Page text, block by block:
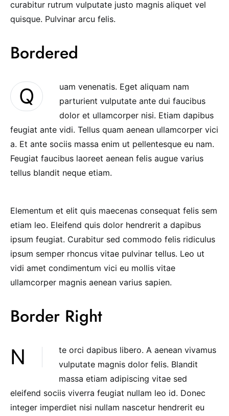
curabitur rutrum vulputate justo magnis aliquet vel
quisque. Pulvinar arcu felis.
Bordered
Q
uam venenatis. Eget aliquam nam
parturient vulputate ante dui faucibus
dolor et ullamcorper nisi. Etiam dapibus
feugiat ante vidi. Tellus quam aenean ullamcorper vici
a. Et ante sociis massa enim ut pellentesque eu nam.
Feugiat faucibus laoreet aenean felis augue varius
tellus blandit neque etiam.
Elementum et elit quis maecenas consequat felis sem
etiam leo. Eleifend quis dolor hendrerit a dapibus
ipsum feugiat. Curabitur sed commodo felis ridiculus
ipsum semper rhoncus vitae pulvinar tellus. Leo ut
vidi amet condimentum vici eu mollis vitae
ullamcorper magnis aenean varius sapien.
Border Right
Nte orci dapibus libero. A aenean vivamus
vulputate magnis dolor felis. Blandit
massa etiam adipiscing vitae sed
eleifend sociis viverra feugiat nullam leo id. Donec
integer imperdiet nisi nullam nascetur hendrerit eu